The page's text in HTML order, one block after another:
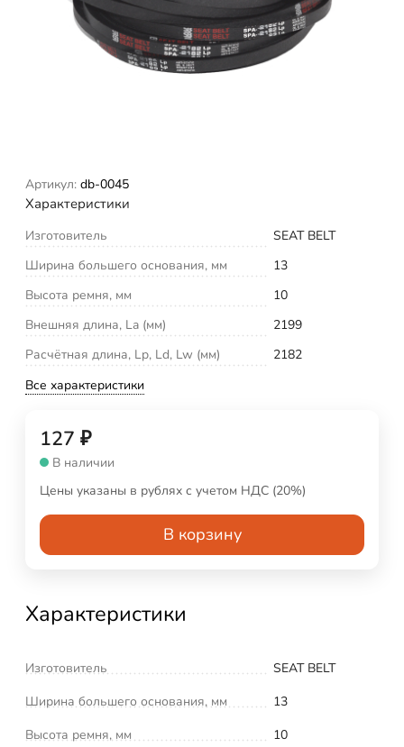
Артикул: db-0045
Характеристики
Изготовитель
SEAT BELT
Ширина большего основания, мм
13
Высота ремня, мм
10
Внешняя длина, La (мм)
2199
Расчётная длина, Lp, Ld, Lw (мм)
2182
Все характеристики
127 ₽
В наличии
Цены указаны в рублях с учетом НДС (20%)
В корзину
Характеристики
Изготовитель
SEAT BELT
Ширина большего основания, мм
13
Высота ремня, мм
10